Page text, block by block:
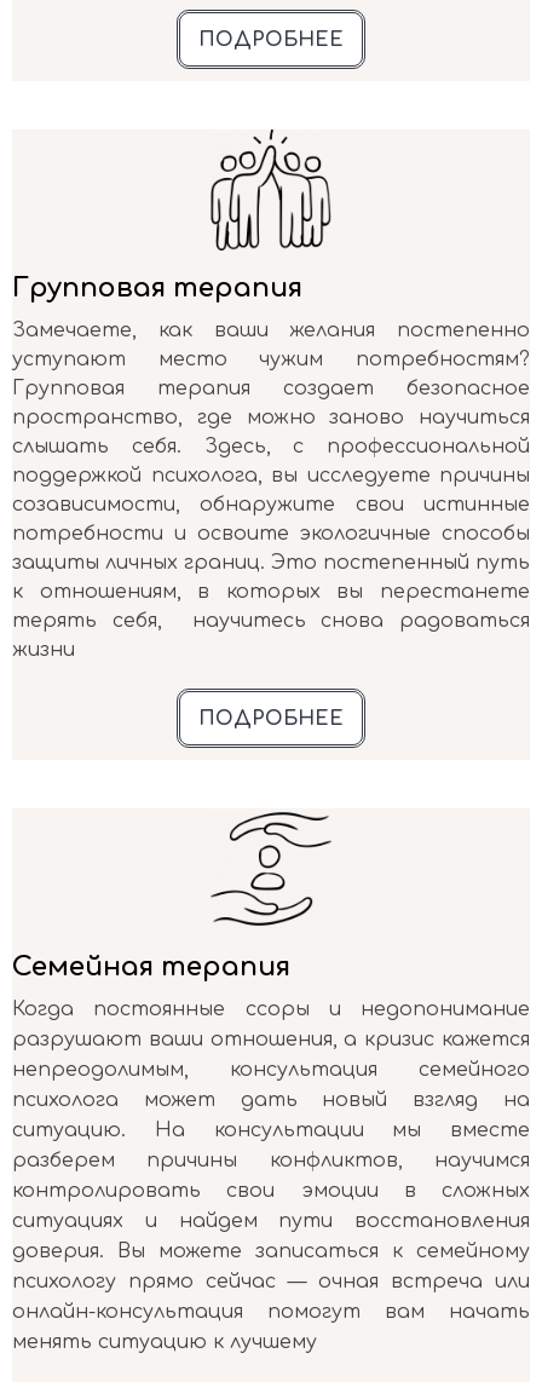
ПОДРОБНЕЕ
Групповая терапия
Замечаете, как ваши желания постепенно
уступают место чужим потребностям?
Групповая терапия создает безопасное
пространство, где можно заново научиться
слышать себя. Здесь, с профессиональной
поддержкой психолога, вы исследуете причины
созависимости, обнаружите свои истинные
потребности и освоите экологичные способы
защиты личных границ. Это постепенный путь
к отношениям, в которых вы перестанете
терять себя, научитесь снова радоваться
жизни
ПОДРОБНЕЕ
Семейная терапия
Когда постоянные ссоры и недопонимание
разрушают ваши отношения, а кризис кажется
непреодолимым, консультация семейного
психолога может дать новый взгляд на
ситуацию. На консультации мы вместе
разберем причины конфликтов, научимся
контролировать свои эмоции в сложных
ситуациях и найдем пути восстановления
доверия. Вы можете записаться к семейному
психологу прямо сейчас — очная встреча или
онлайн-консультация помогут вам начать
менять ситуацию к лучшему